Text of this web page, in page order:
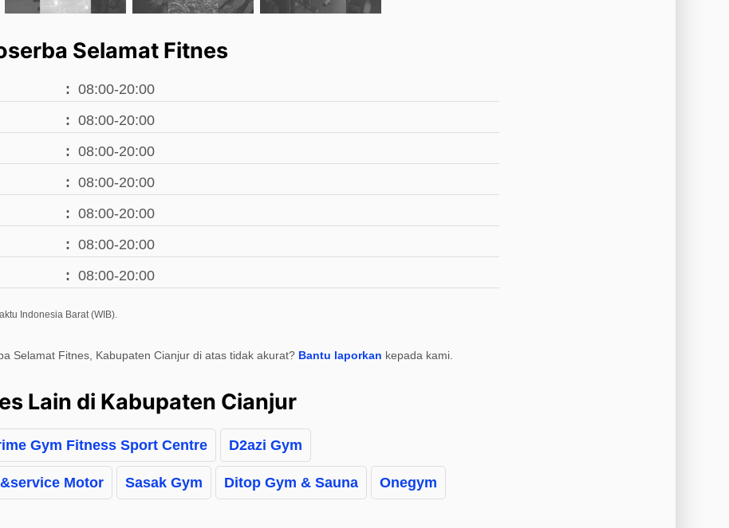
Selamat Fitnes
08:00-20:00
08:00-20:00
08:00-20:00
08:00-20:00
08:00-20:00
08:00-20:00
08:00-20:00
Indonesia Barat (WIB).
Selamat Fitnes, Kabupaten Cianjur di atas tidak akurat? Bantu laporkan kepada kami.
Lain di Kabupaten Cianjur
Gym Fitness Sport Centre D2azi Gym
Motor Sasak Gym Ditop Gym & Sauna Onegym